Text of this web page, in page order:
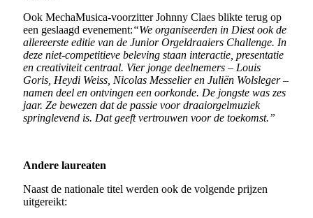
Ook MechaMusica-voorzitter Johnny Claes blikte terug op
een geslaagd evenement:“We organiseerden in Diest ook de
allereerste editie van de Junior Orgeldraaiers Challenge. In
deze niet-competitieve beleving staan interactie, presentatie
en creativiteit centraal. Vier jonge deelnemers – Louis
Goris, Heydi Weiss, Nicolas Messelier en Juliën Wolsleger –
namen deel en ontvingen een oorkonde. De jongste was zes
jaar. Ze bewezen dat de passie voor draaiorgelmuziek
springlevend is. Dat geeft vertrouwen voor de toekomst.”
Andere laureaten
Naast de nationale titel werden ook de volgende prijzen
uitgereikt: